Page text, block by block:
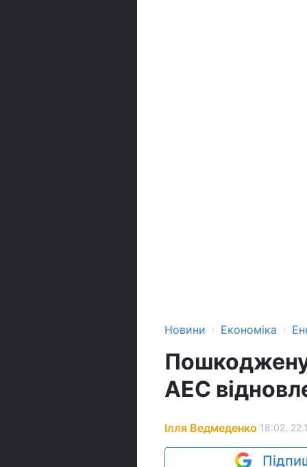
Новини › Економіка ›
Пошкоджену
АЕС
Ілля Ведмеденко 18:02,